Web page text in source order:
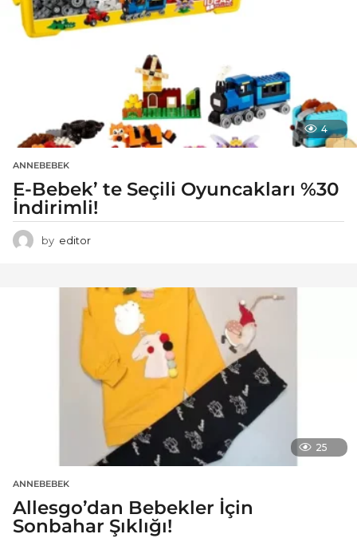
4
ANNEBEBEK
E-Bebek’ te Seçili Oyuncakları %30
İndirimli!
by editor
25
ANNEBEBEK
Allesgo’dan Bebekler İçin
Sonbahar Şıklığı!